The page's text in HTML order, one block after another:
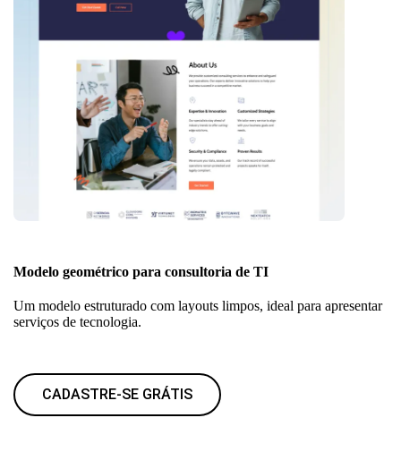
Modelo geométrico para consultoria de TI
Um modelo estruturado com layouts limpos, ideal para apresentar
serviços de tecnologia.
CADASTRE-SE GRÁTIS